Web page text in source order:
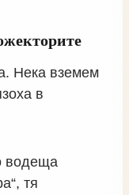
Нека вземем
в
водеща
тя